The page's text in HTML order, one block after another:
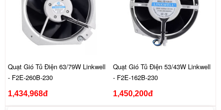
Quạt Gió Tủ Điện 63/79W Linkwell
- F2E-260B-230
1,434,968đ
Quạt Gió Tủ Điện 53/43W Linkwell
- F2E-162B-230
1,450,200đ